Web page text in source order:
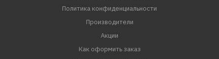
Политика конфиденциальности
Производители
Акции
Как оформить заказ